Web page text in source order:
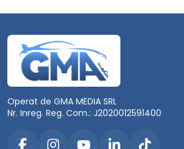
Operat de GMA MEDIA SRL
Nr. Inreg. Reg. Com.: J2020012591400